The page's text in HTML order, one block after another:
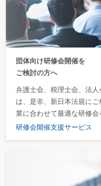
団体向け研修会開催を
ご検討の方へ
弁護士会、税理士会、法
は、是非、新日本法規に
業に合わせて最適な研修会
研修会開催支援サービス